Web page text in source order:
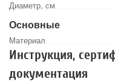
Диаметр, см
Основные
Материал
Инструкция,
документация